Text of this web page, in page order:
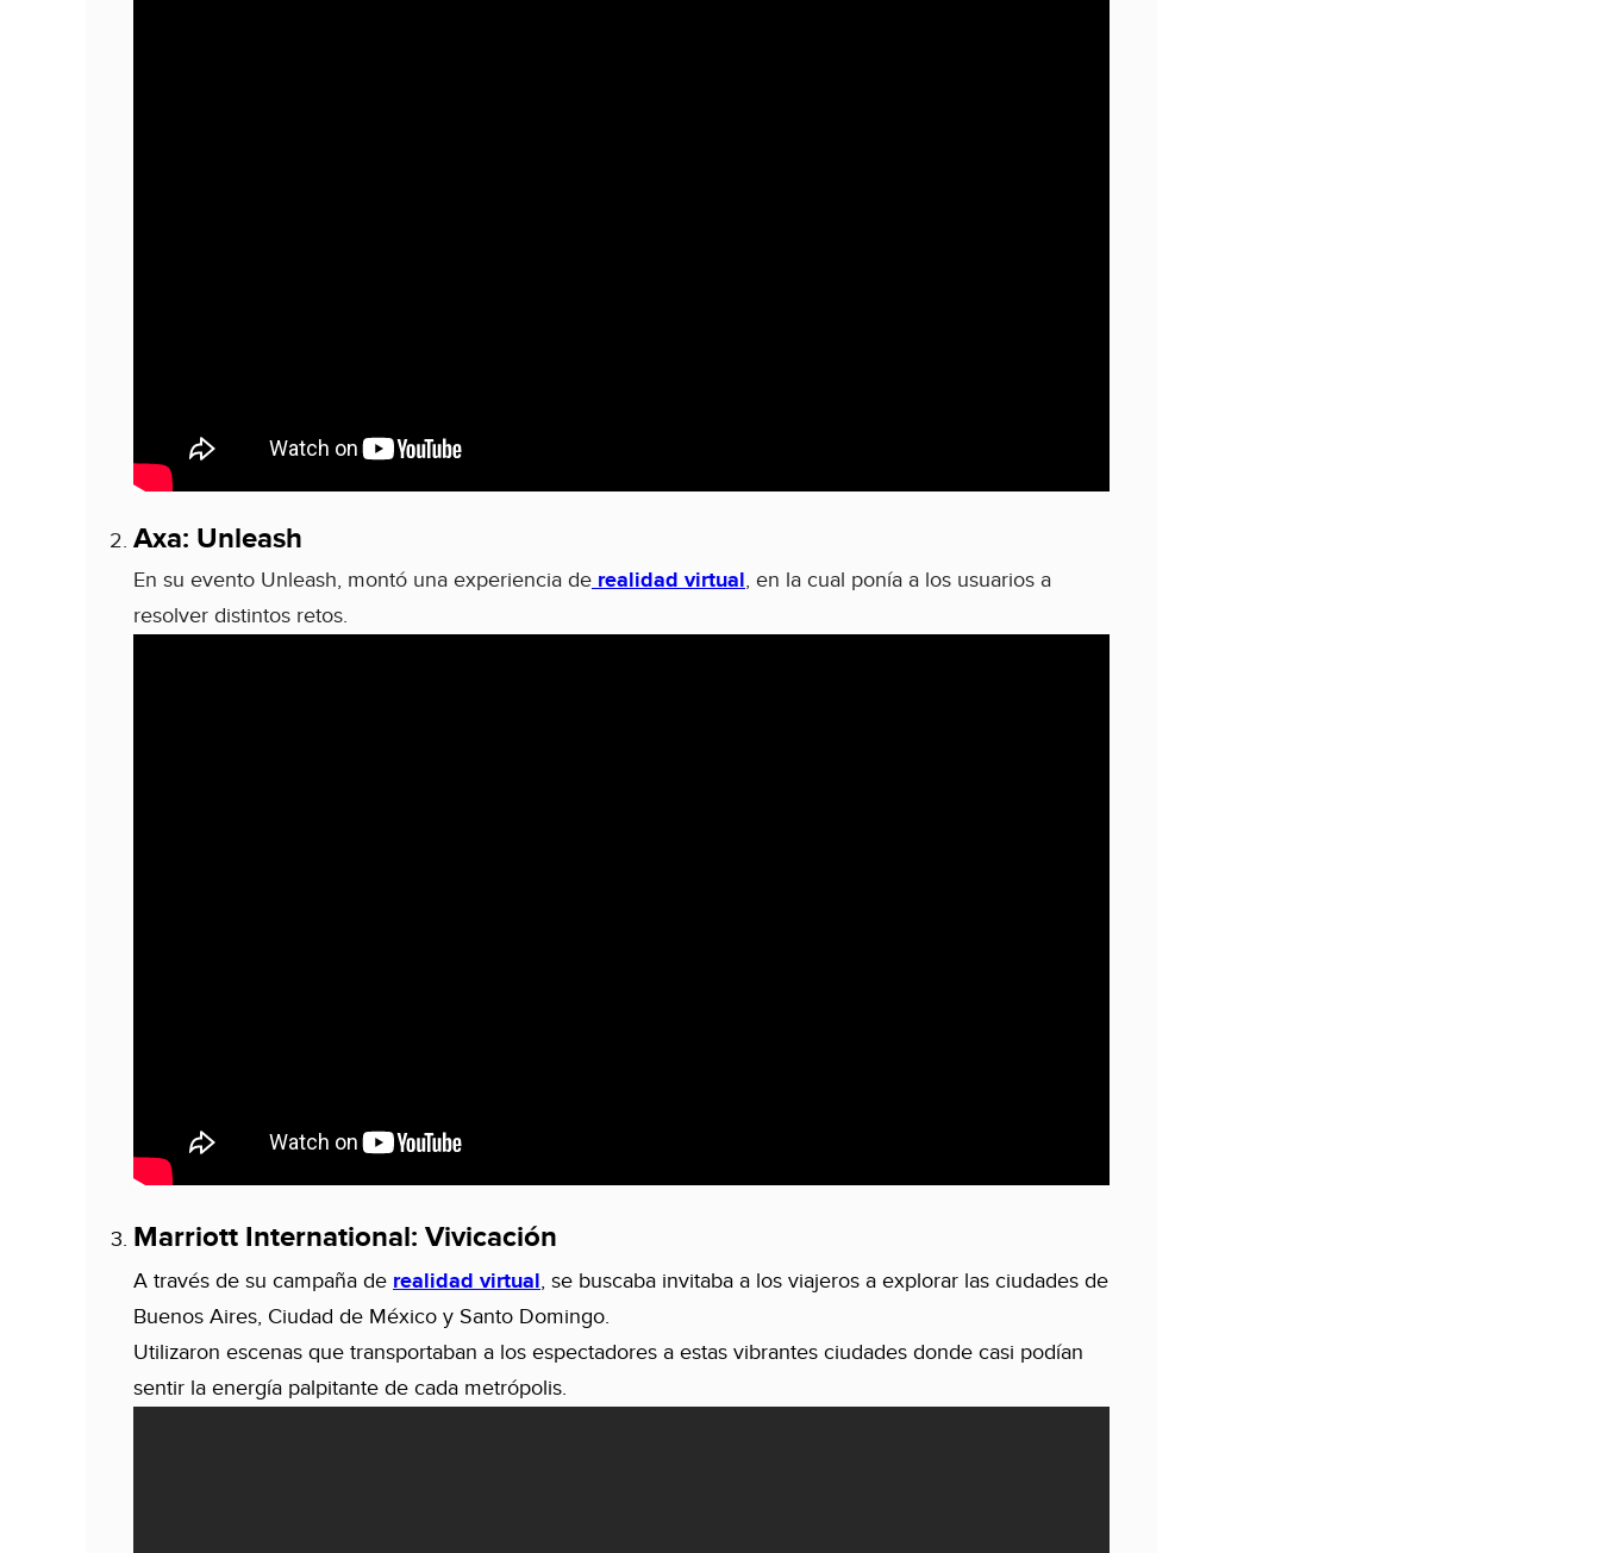
Axa: Unleash
En su evento Unleash, montó una experiencia derealidad virtual, en la cual ponía a los usuarios a
resolver distintos retos.
Marriott International: Vivicación
A través de su campaña de realidad virtual, se buscaba invitaba a los viajeros a explorar las ciudades de
Buenos Aires, Ciudad de México y Santo Domingo.
Utilizaron escenas que transportaban a los espectadores a estas vibrantes ciudades donde casi podían
sentir la energía palpitante de cada metrópolis.